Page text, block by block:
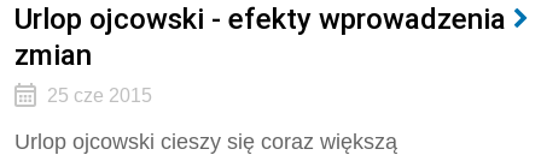
Urlop ojcowski - efekty wprowadzenia
zmian
25 cze 2015
Urlop ojcowski cieszy się coraz większą